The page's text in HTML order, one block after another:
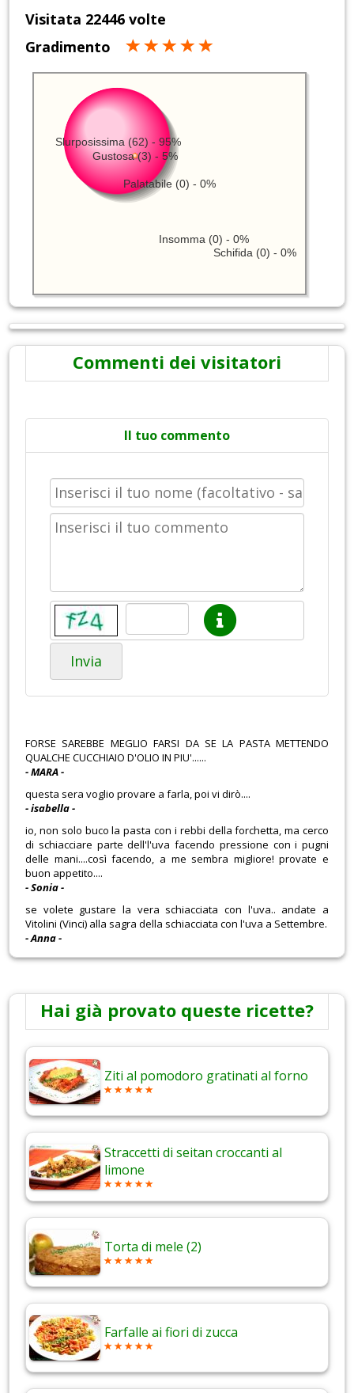
Visitata 22446 volte
Gradimento
Slurposissima (62) - 95%
Gustosa (3) - 5%
Schifida (0) - 0%
Insomma (0) - 0%
Palatabile (0) - 0%
Commenti dei visitatori
Il tuo commento
Invia
FORSE SAREBBE MEGLIO FARSI DA SE LA PASTA METTENDO
QUALCHE CUCCHIAIO D'OLIO IN PIU'......
- MARA -
questa sera voglio provare a farla, poi vi dirò....
- isabella -
io, non solo buco la pasta con i rebbi della forchetta, ma cerco
di schiacciare parte dell'l'uva facendo pressione con i pugni
delle mani....così facendo, a me sembra migliore! provate e
buon appetito....
- Sonia -
se volete gustare la vera schiacciata con l'uva.. andate a
Vitolini (Vinci) alla sagra della schiacciata con l'uva a Settembre.
- Anna -
Hai già provato queste ricette?
Ziti al pomodoro gratinati al forno
Straccetti di seitan croccanti al
limone
Torta di mele (2)
Farfalle ai fiori di zucca